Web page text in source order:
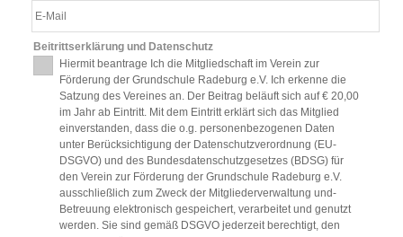
Beitrittserklärung und Datenschutz
Hiermit beantrage Ich die Mitgliedschaft im Verein zur
Förderung der Grundschule Radeburg e.V. Ich erkenne die
Satzung des Vereines an. Der Beitrag beläuft sich auf € 20,00
im Jahr ab Eintritt. Mit dem Eintritt erklärt sich das Mitglied
einverstanden, dass die o.g. personenbezogenen Daten
unter Berücksichtigung der Datenschutzverordnung (EU-
DSGVO) und des Bundesdatenschutzgesetzes (BDSG) für
den Verein zur Förderung der Grundschule Radeburg e.V.
ausschließlich zum Zweck der Mitgliederverwaltung und-
Betreuung elektronisch gespeichert, verarbeitet und genutzt
werden. Sie sind gemäß DSGVO jederzeit berechtigt, den